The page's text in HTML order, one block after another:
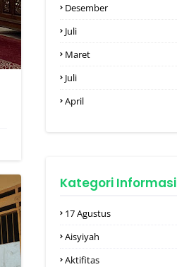
Desember
Juli
Maret
Juli
April
Kategori Informasi
17 Agustus
Aisyiyah
Aktifitas